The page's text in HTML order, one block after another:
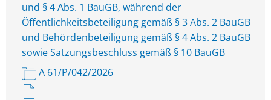
und § 4 Abs. 1 BauGB, während der
Öffentlichkeitsbeteiligung gemäß § 3 Abs. 2 BauGB
und Behördenbeteiligung gemäß § 4 Abs. 2 BauGB
sowie Satzungsbeschluss gemäß § 10 BauGB
A 61/P/042/2026